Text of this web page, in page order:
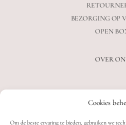
Cookies
Om de beste ervaring te bieden, gebruiken we
BEZORGING OP
OPEN
OVER
VEELGESTELDE
OVER